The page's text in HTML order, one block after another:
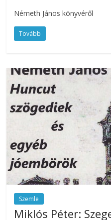
Németh János könyvéről
Tovább
Szemle
Miklós Péter: